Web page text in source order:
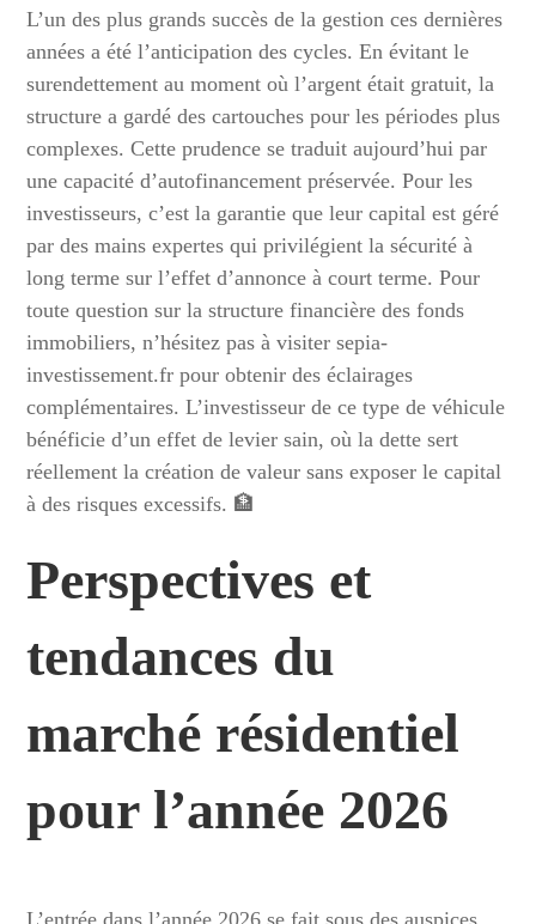
L’un des plus grands succès de la gestion ces dernières
années a été l’anticipation des cycles. En évitant le
surendettement au moment où l’argent était gratuit, la
structure a gardé des cartouches pour les périodes plus
complexes. Cette prudence se traduit aujourd’hui par
une capacité d’autofinancement préservée. Pour les
investisseurs, c’est la garantie que leur capital est géré
par des mains expertes qui privilégient la sécurité à
long terme sur l’effet d’annonce à court terme. Pour
toute question sur la structure financière des fonds
immobiliers, n’hésitez pas à visiter sepia-
investissement.fr pour obtenir des éclairages
complémentaires. L’investisseur de ce type de véhicule
bénéficie d’un effet de levier sain, où la dette sert
réellement la création de valeur sans exposer le capital
à des risques excessifs. 🏦
Perspectives et
tendances du
marché résidentiel
pour l’année 2026
L’entrée dans l’année 2026 se fait sous des auspices